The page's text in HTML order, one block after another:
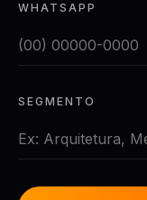
WHATSAPP
SEGMENTO